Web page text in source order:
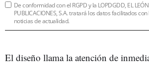
De conformidad con el RGPD y la LOPDGDD, EL
PUBLICACIONES, S.A. tratará los datos facilitados
noticias de actualidad.
El diseño llama la atención de